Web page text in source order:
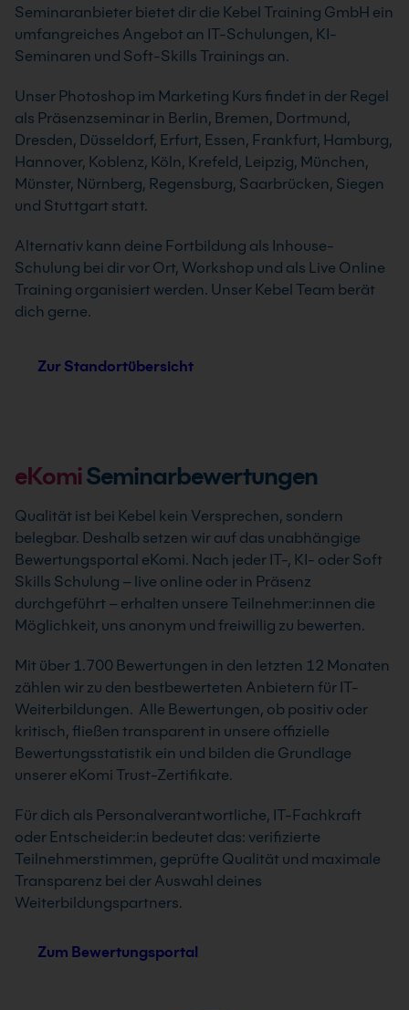
Seminaranbieter bietet dir die Kebel Training GmbH ein
umfangreiches Angebot an IT-Schulungen, KI-
Seminaren und Soft-Skills Trainings an.
Unser Photoshop im Marketing Kurs findet in der Regel
als Präsenzseminar in Berlin, Bremen, Dortmund,
Dresden, Düsseldorf, Erfurt, Essen, Frankfurt, Hamburg,
Hannover, Koblenz, Köln, Krefeld, Leipzig, München,
Münster, Nürnberg, Regensburg, Saarbrücken, Siegen
und Stuttgart statt.
Alternativ kann deine Fortbildung als Inhouse-
Schulung bei dir vor Ort, Workshop und als Live Online
Training organisiert werden. Unser Kebel Team berät
dich gerne.
Zur Standortübersicht
eKomiSeminarbewertungen
Qualität ist bei Kebel kein Versprechen, sondern
belegbar. Deshalb setzen wir auf das unabhängige
Bewertungsportal eKomi. Nach jeder IT-, KI- oder Soft
Skills Schulung – live online oder in Präsenz
durchgeführt – erhalten unsere Teilnehmer:innen die
Möglichkeit, uns anonym und freiwillig zu bewerten.
Mit über 1.700 Bewertungen in den letzten 12 Monaten
zählen wir zu den bestbewerteten Anbietern für IT-
Weiterbildungen. Alle Bewertungen, ob positiv oder
kritisch, fließen transparent in unsere offizielle
Bewertungsstatistik ein und bilden die Grundlage
unserer eKomi Trust-Zertifikate.
Für dich als Personalverantwortliche, IT-Fachkraft
oder Entscheider:in bedeutet das: verifizierte
Teilnehmerstimmen, geprüfte Qualität und maximale
Transparenz bei der Auswahl deines
Weiterbildungspartners.
Zum Bewertungsportal